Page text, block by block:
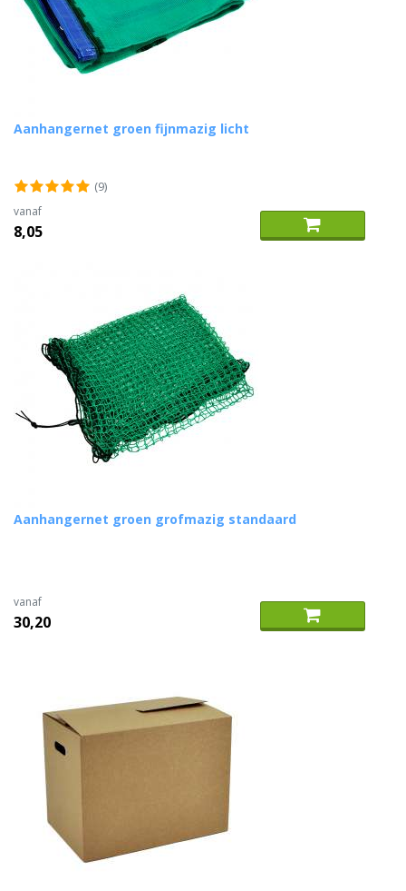
Aanhangernet groen fijnmazig licht
(9)
vanaf
8,05
Aanhangernet groen grofmazig standaard
vanaf
30,20